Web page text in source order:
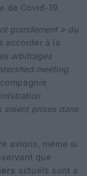
de Covid-19.
grandement » du
accorder à la
arbitrages
meeting
soient prises dans
avions, même si
que
actuels sont à